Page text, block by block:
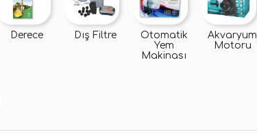
Derece Dış Filtre
Otomatik
Yem
Makinası
Akvaryum
Motoru